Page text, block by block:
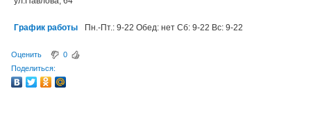
График работы Пн.-Пт.: 9-22 Обед: нет Сб: 9-22 Вс: 9-22
Оценить
0
Поделиться: